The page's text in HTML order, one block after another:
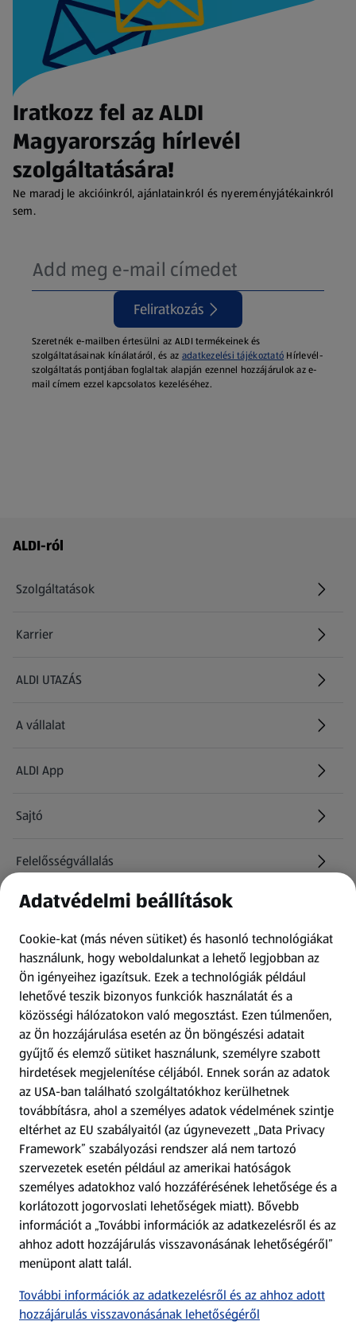
Iratkozz fel az ALDI
Magyarország hírlevél
szolgáltatására!
Ne maradj le akcióinkról, ajánlatainkról és nyereményjátékainkról
sem.
Feliratkozás
Szeretnék e-mailben értesülni az ALDI termékeinek és
szolgáltatásainak kínálatáról, és az adatkezelési tájékoztató Hírlevél-
szolgáltatás pontjában foglaltak alapján ezennel hozzájárulok az e-
mail címem ezzel kapcsolatos kezeléséhez.
Láblécmenü - további linkek
ALDI-ról
Szolgáltatások
Karrier
(új oldalon nyílik meg)
ALDI UTAZÁS
(új oldalon nyílik meg)
A vállalat
ALDI App
Sajtó
Felelősségvállalás
Információk
Kérdőív
Fizetési lehetőségek
ALDI utalványok
Árcsökkentés
Adattörlő alkalmazás
Szervizpont
(új oldalon nyílik meg)
Fedezz fel minket az interneten!
Töltsd le az ALDI Magyarország applikációt!
Adatvédelmi beállítások
Cookie-kat (más néven sütiket) és hasonló technológiákat
használunk, hogy weboldalunkat a lehető legjobban az
Ön igényeihez igazítsuk. Ezek a technológiák például
lehetővé teszik bizonyos funkciók használatát és a
közösségi hálózatokon való megosztást. Ezen túlmenően,
az Ön hozzájárulása esetén az Ön böngészési adatait
gyűjtő és elemző sütiket használunk, személyre szabott
hirdetések megjelenítése céljából. Ennek során az adatok
az USA-ban található szolgáltatókhoz kerülhetnek
továbbításra, ahol a személyes adatok védelmének szintje
eltérhet az EU szabályaitól (az úgynevezett „Data Privacy
Framework” szabályozási rendszer alá nem tartozó
szervezetek esetén például az amerikai hatóságok
személyes adatokhoz való hozzáférésének lehetősége és a
korlátozott jogorvoslati lehetőségek miatt). Bővebb
információt a „További információk az adatkezelésről és az
ahhoz adott hozzájárulás visszavonásának lehetőségéről”
menüpont alatt talál.
További információk az adatkezelésről és az ahhoz adott
hozzájárulás visszavonásának lehetőségéről